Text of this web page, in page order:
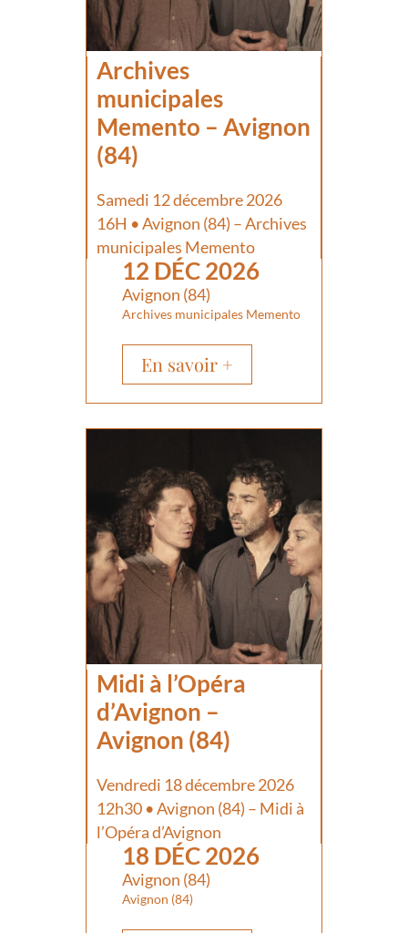
Archives
municipales
Memento – Avignon
(84)
Samedi 12 décembre 2026
16H • Avignon (84) – Archives
municipales Memento
12 DÉC 2026
Avignon (84)
Archives municipales Memento
En savoir +
Midi à l’Opéra
d’Avignon –
Avignon (84)
Vendredi 18 décembre 2026
12h30 • Avignon (84) – Midi à
l’Opéra d’Avignon
18 DÉC 2026
Avignon (84)
Avignon (84)